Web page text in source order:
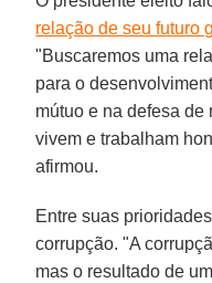
relação de seu futuro
"Buscaremos uma
para o
mútuo e na defesa
vivem e trabalham
afirmou.
Entre suas
corrupção. "A
mas o resultado de